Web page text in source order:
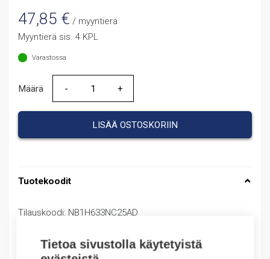
Tietoa sivustolla käytetyistä
47,85 € / myyntierä
Myyntierä sis. 4 KPL
Varastossa
Määrä
Määrä
LISÄÄ OSTOSKORIIN
Tuotekoodit
Tilauskoodi: NB1H633NC25AD
Valmistajan tuotenumero: 179871
Sähkönumero: 3227625